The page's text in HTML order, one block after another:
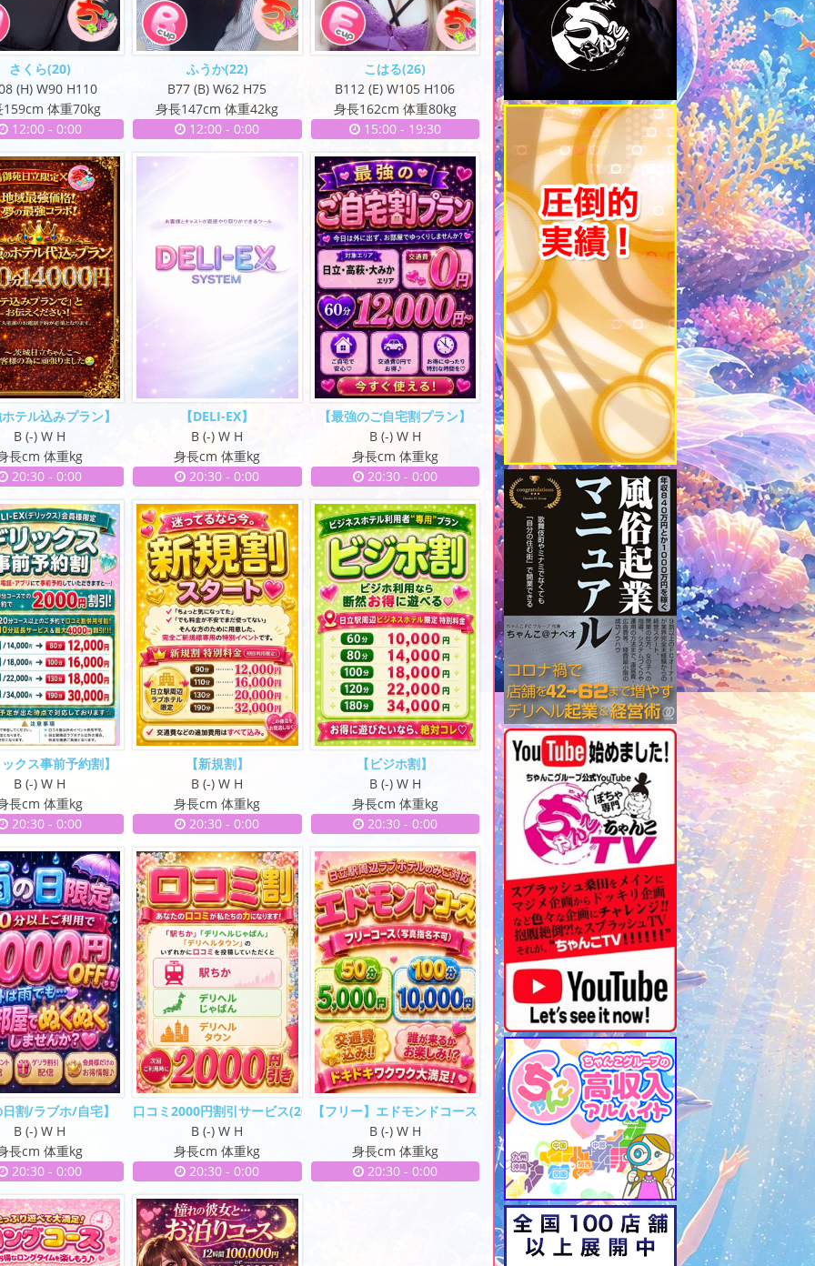
さくら(20)
(H) W90 H110
159cm 体重70kg
12:00 -0:00
ふうか(22)
B77 (B) W62 H75
身長147cm 体重42kg
12:00 -0:00
こはる(26)
B112 (E) W105 H106
身長162cm 体重80kg
15:00- 19:30
テル込みプラン】
B (-) W H
長cm 体重kg
20:30 -0:00
【DELI-EX】
B (-) W H
身長cm 体重kg
20:30 -0:00
【最強のご自宅割プラン】
B (-) W H
身長cm 体重kg
20:30- 0:00
クス事前予約割】
B (-) W H
長cm 体重kg
20:30 -0:00
【新規割】
B (-) W H
身長cm 体重kg
20:30 -0:00
【ビジホ割】
B (-) W H
身長cm 体重kg
20:30- 0:00
割/ラブホ/自宅】
B (-) W H
長cm 体重kg
20:30 -0:00
口コミ2000円割引サービス(20)
B (-) W H
身長cm 体重kg
20:30 -0:00
【フリー】エドモンドコース
B (-) W H
身長cm 体重kg
20:30- 0:00